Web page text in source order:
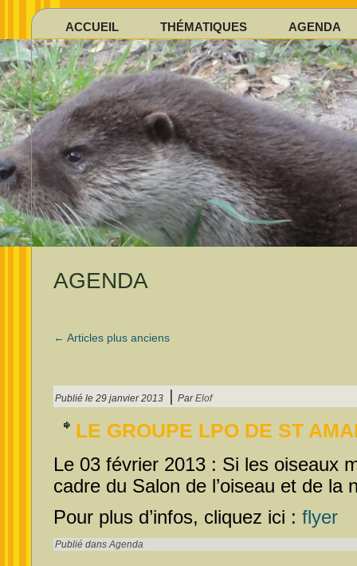
ACCUEIL THÉMATIQUES AGENDA
AGENDA
← Articles plus anciens
Publié le 29 janvier 2013 Par Elof
LE GROUPE LPO DE ST
Le 03 février 2013 : Si les oiseaux
cadre du Salon de l’oiseau et de la
Pour plus d’infos, cliquez ici : flyer
Publié dans Agenda